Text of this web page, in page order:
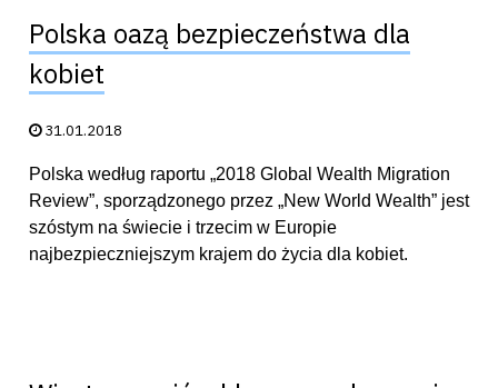
Polska oazą bezpieczeństwa dla
kobiet
Data publikacji:
31.01.2018
Polska według raportu „2018 Global Wealth Migration
Review”, sporządzonego przez „New World Wealth” jest
szóstym na świecie i trzecim w Europie
najbezpieczniejszym krajem do życia dla kobiet.